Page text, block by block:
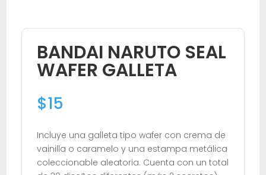
BANDAI NARUTO SEAL
WAFER GALLETA
$15
Incluye una galleta tipo wafer con crema de
vainilla o caramelo y una estampa metálica
coleccionable aleatoria. Cuenta con un total